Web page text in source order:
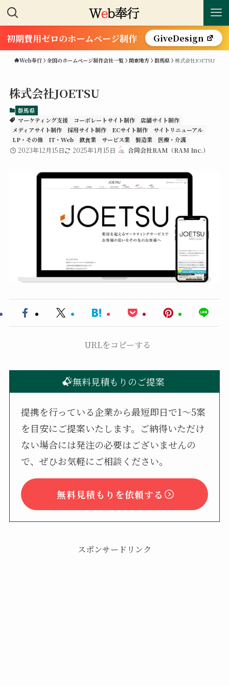
初期費用ゼロのホームページ制作 GiveDesign
Web奉行 全国のホームページ制作会社一覧 関東地方 群馬県 株式会社JOETSU
株式会社JOETSU
群馬県
マーケティング支援
コーポレートサイト制作
店舗サイト制作
メディアサイト制作
採用サイト制作 ECサイト制作
サイトリニューアル
LP・その他
IT・Web 飲食業 サービス業 製造業 医療・介護
2023年12月15日 2025年1月15日 合同会社RAM（RAM Inc.）
URLをコピーする
無料見積もりのご提案
提携を行っている企業から最短即日で1〜5案
を目安にご提案いたします。ご納得いただけ
ない場合には発注の必要はございませんの
で、ぜひお気軽にご相談ください。
無料見積もりを依頼する
スポンサードリンク